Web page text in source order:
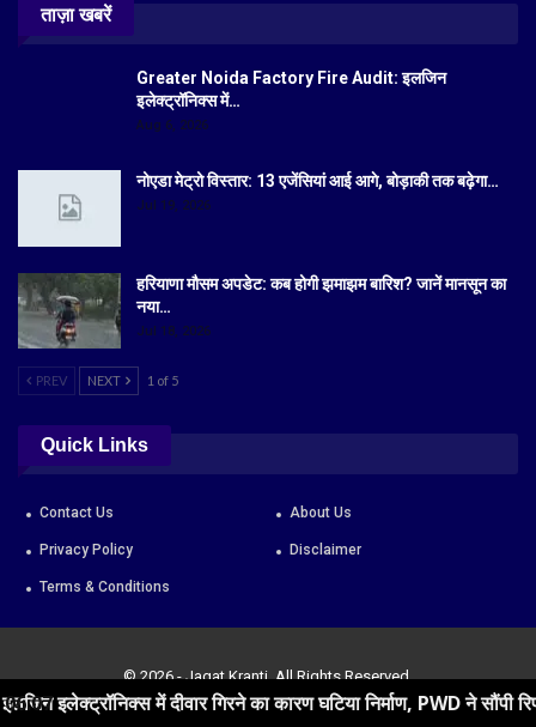
ताज़ा खबरें
Greater Noida Factory Fire Audit: इलजिन
इलेक्ट्रॉनिक्स में…
Aug 6, 2026
नोएडा मेट्रो विस्तार: 13 एजेंसियां आई आगे, बोड़ाकी तक बढ़ेगा…
Jul 19, 2026
हरियाणा मौसम अपडेट: कब होगी झमाझम बारिश? जानें मानसून का
नया…
Jul 18, 2026
PREV NEXT 1 of 5
Quick Links
Contact Us About Us
Privacy Policy Disclaimer
Terms & Conditions
© 2026 - Jagat Kranti. All Rights Reserved.
में दीवार गिरने का कारण घटिया निर्माण, PWD ने सौंपी रिपोर्ट
06:07